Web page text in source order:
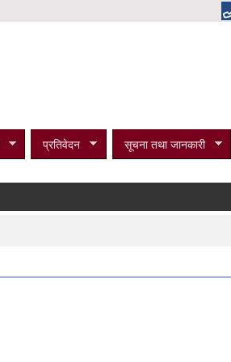
प्रतिवेदन सूचना तथा जानकारी